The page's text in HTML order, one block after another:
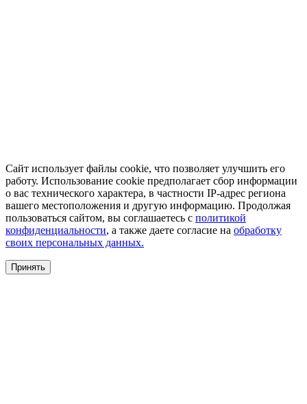
Сайт использует файлы cookie, что позволяет улучшить его
работу. Использование cookie предполагает сбор информации
о вас технического характера, в частности IP-адрес региона
вашего местоположения и другую информацию. Продолжая
пользоваться сайтом, вы соглашаетесь с политикой
конфиденциальности, а также даете согласие на обработку
своих персональных данных.
Принять